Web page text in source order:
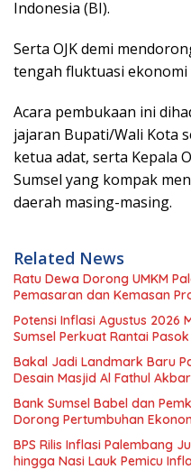
Indonesia (BI).
Serta OJK demi
tengah fluktuasi ekonomi
Acara pembukaan ini
jajaran Bupati/Wali Kota
ketua adat, serta Kepala
Sumsel yang kompak
daerah masing-masing.
Related News
Ratu Dewa Dorong UMKM
Pemasaran dan Kemasan
Potensi Inflasi Agustus 2026
Sumsel Perkuat Rantai Pasok
Bakal Jadi Landmark Baru
Desain Masjid Al Fathul Akbar
Bank Sumsel Babel dan
Dorong Pertumbuhan
BPS Rilis Inflasi Palembang
hingga Nasi Lauk Pemicu